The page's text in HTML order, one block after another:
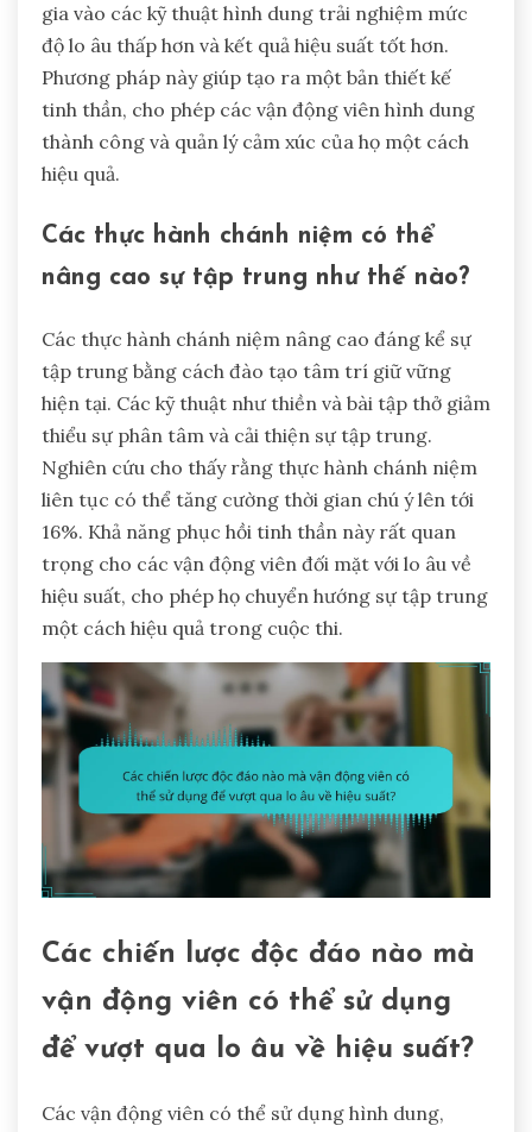
gia vào các kỹ thuật hình dung trải nghiệm mức
độ lo âu thấp hơn và kết quả hiệu suất tốt hơn.
Phương pháp này giúp tạo ra một bản thiết kế
tinh thần, cho phép các vận động viên hình dung
thành công và quản lý cảm xúc của họ một cách
hiệu quả.
Các thực hành chánh niệm có thể
nâng cao sự tập trung như thế nào?
Các thực hành chánh niệm nâng cao đáng kể sự
tập trung bằng cách đào tạo tâm trí giữ vững
hiện tại. Các kỹ thuật như thiền và bài tập thở giảm
thiểu sự phân tâm và cải thiện sự tập trung.
Nghiên cứu cho thấy rằng thực hành chánh niệm
liên tục có thể tăng cường thời gian chú ý lên tới
16%. Khả năng phục hồi tinh thần này rất quan
trọng cho các vận động viên đối mặt với lo âu về
hiệu suất, cho phép họ chuyển hướng sự tập trung
một cách hiệu quả trong cuộc thi.
Các chiến lược độc đáo nào mà
vận động viên có thể sử dụng
để vượt qua lo âu về hiệu suất?
Các vận động viên có thể sử dụng hình dung,